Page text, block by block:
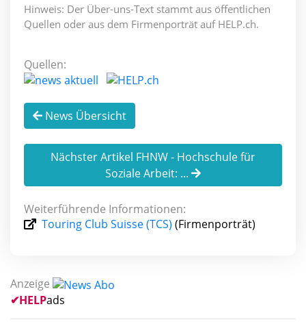
Hinweis: Der Über-uns-Text stammt aus öffentlichen
Quellen oder aus dem Firmenporträt auf HELP.ch.
Quellen:
News Übersicht
Nächster Artikel FHNW - Hochschule für
Soziale Arbeit: ...
Weiterführende Informationen:
Touring Club Suisse (TCS) (Firmenporträt)
Anzeige
✔HELPads